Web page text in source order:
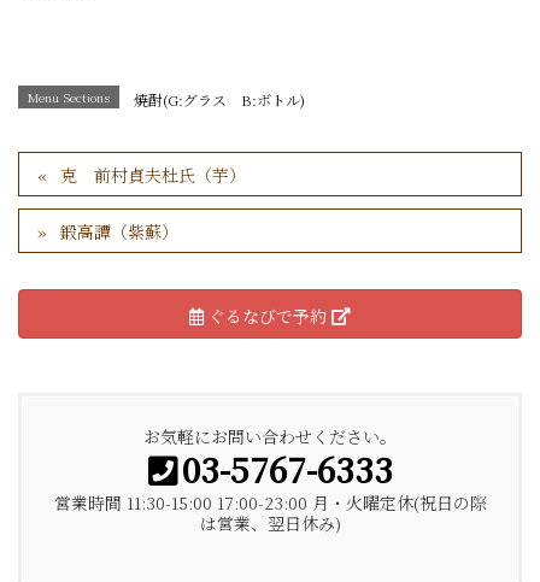
Menu Sections 焼酎(G:グラス B:ボトル)
克 前村貞夫杜氏（芋）
鍛高譚（紫蘇）
ぐるなびで予約
お気軽にお問い合わせください。
03-5767-6333
営業時間 11:30-15:00 17:00-23:00 月・火曜定休(祝日の際
は営業、翌日休み)